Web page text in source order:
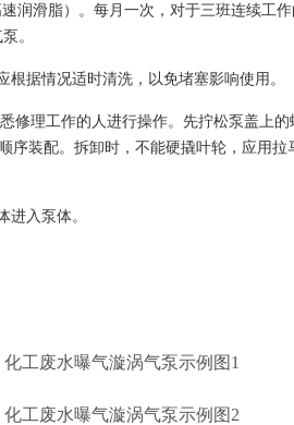
润滑脂）。每月一次，对于三班连续工
。
据情况适时清洗，以免堵塞影响使用。
修理工作的人进行操作。先拧松泵盖上
序装配。拆卸时，不能硬撬叶轮，应用拉
入泵体。